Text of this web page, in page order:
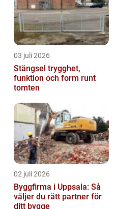
03 juli 2026
Stängsel trygghet,
funktion och form runt
tomten
02 juli 2026
Byggfirma i Uppsala: Så
väljer du rätt partner för
ditt bygge